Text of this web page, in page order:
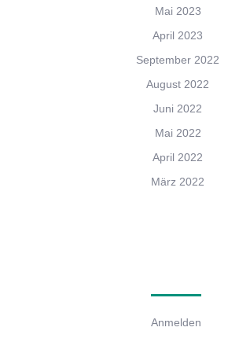
Mai 2023
April 2023
September 2022
August 2022
Juni 2022
Mai 2022
April 2022
März 2022
Anmelden